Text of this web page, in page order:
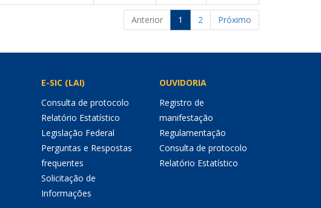
Anterior 1 2 Próximo
E-SIC (LAI)
Consulta de protocolo
Relatório Estatístico
Legislação Federal
Perguntas e Respostas
frequentes
Solicitação de
Informações
OUVIDORIA
Registro de
manifestação
Regulamentação
Consulta de protocolo
Relatório Estatístico